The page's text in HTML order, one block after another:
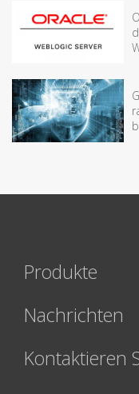
Produkte
Nachrichten
Kontaktieren